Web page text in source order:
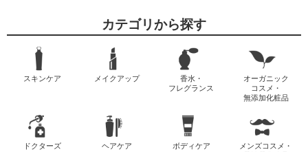
カテゴリから探す
スキンケア メイクアップ
香水・
フレグランス
オーガニック
コスメ・
無添加化粧品
ドクターズ
ヘアケア ボディケア
メンズコスメ・